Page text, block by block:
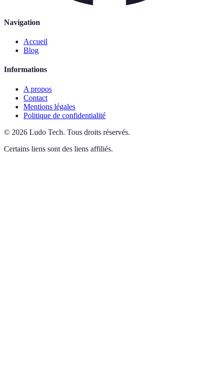
Navigation
Accueil
Blog
Informations
A propos
Contact
Mentions légales
Politique de confidentialité
© 2026 Ludo Tech. Tous droits réservés.
Certains liens sont des liens affiliés.